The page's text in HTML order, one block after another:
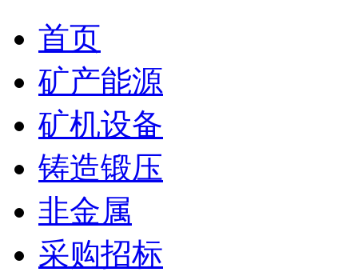
首页
矿产能源
矿机设备
铸造锻压
非金属
采购招标